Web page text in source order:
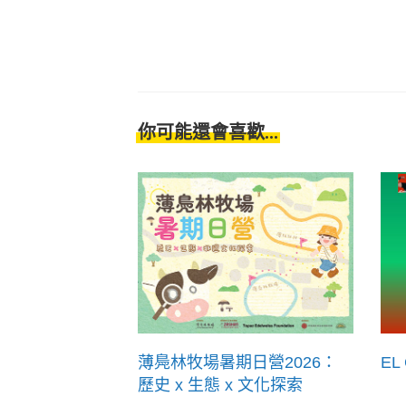
你可能還會喜歡...
薄鳧林牧場暑期日營2026：
歷史 x 生態 x 文化探索
EL